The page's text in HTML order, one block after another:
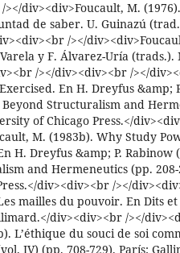
></div><div>Foucault, M.
de saber. U. Guinazú
/></
y F. Álvarez-Uría
/></div><div><br /></
En H. Dreyfus &amp;
Structuralism and
of Chicago Press.</
M. (1983b). Why Study
H. Dreyfus &amp; P. Rabinow
and Hermeneutics (pp.
div><div><br /></
mailles du pouvoir. En Dits
div><div><br /></
L’éthique du souci de soi
IV) (pp. 708-729). París: